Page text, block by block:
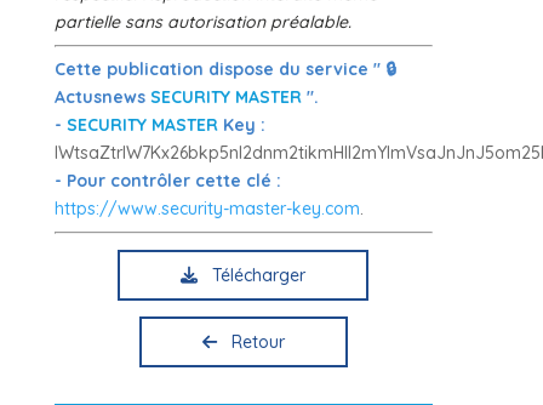
partielle sans autorisation préalable.
Cette publication dispose du service " 🔒
Actusnews SECURITY MASTER".
- SECURITY MASTERKey :
- Pour contrôler cette clé :
https://www.security-master-key.com
Télécharger
Retour